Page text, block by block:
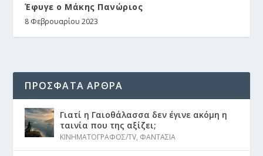
Έφυγε ο Μάκης Πανώριος
8 Φεβρουαρίου 2023
ΠΡΟΣΦΑΤΑ ΑΡΘΡΑ
Γιατί η Γαιοθάλασσα δεν έγινε ακόμη η
ταινία που της αξίζει;
ΚΙΝΗΜΑΤΟΓΡΑΦΟΣ/TV, ΦΑΝΤΑΣΙΑ